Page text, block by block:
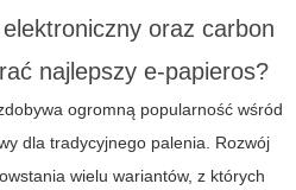
oraz carbon
najlepszy e-papieros?
ogromną popularność wśród
dla tradycyjnego palenia. Rozwój
wielu wariantów, z których